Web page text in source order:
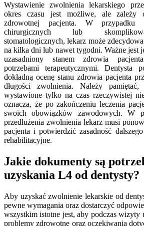
Wystawienie zwolnienia lekarskiego
okres czasu jest możliwe, ale zależy
zdrowotnej pacjenta. W przypadku
chirurgicznych lub
stomatologicznych, lekarz może
na kilka dni lub nawet tygodni. Ważne jest
uzasadniony stanem zdrowia
potrzebami terapeutycznymi. Dentysta
dokładną ocenę stanu zdrowia pacjenta
długości zwolnienia. Należy
wystawione tylko na czas rzeczywistej
oznacza, że po zakończeniu leczenia
swoich obowiązków zawodowych. W
przedłużenia zwolnienia lekarz musi
pacjenta i potwierdzić zasadność
rehabilitacyjne.
Jakie dokumenty są
uzyskania L4 od dentysty?
Aby uzyskać zwolnienie lekarskie od
pewne wymagania oraz dostarczyć
wszystkim istotne jest, aby podczas wizyty
problemy zdrowotne oraz oczekiwania